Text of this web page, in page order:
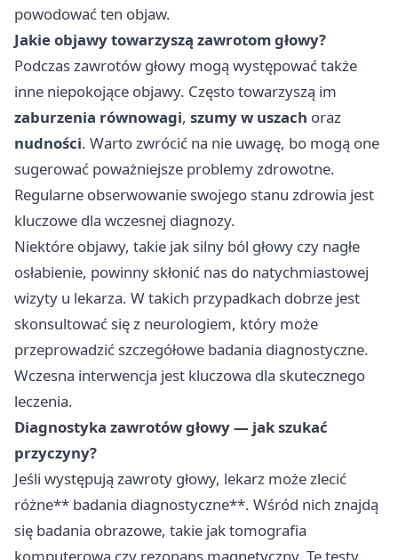
powodować ten objaw.
Jakie objawy towarzyszą zawrotom głowy?
Podczas zawrotów głowy mogą występować także
inne niepokojące objawy. Często towarzyszą im
zaburzenia równowagi, szumy w uszach oraz
nudności. Warto zwrócić na nie uwagę, bo mogą one
sugerować poważniejsze problemy zdrowotne.
Regularne obserwowanie swojego stanu zdrowia jest
kluczowe dla wczesnej diagnozy.
Niektóre objawy, takie jak silny ból głowy czy nagłe
osłabienie, powinny skłonić nas do natychmiastowej
wizyty u lekarza. W takich przypadkach dobrze jest
skonsultować się z neurologiem, który może
przeprowadzić szczegółowe badania diagnostyczne.
Wczesna interwencja jest kluczowa dla skutecznego
leczenia.
Diagnostyka zawrotów głowy — jak szukać
przyczyny?
Jeśli występują zawroty głowy, lekarz może zlecić
różne** badania diagnostyczne**. Wśród nich znajdą
się badania obrazowe, takie jak tomografia